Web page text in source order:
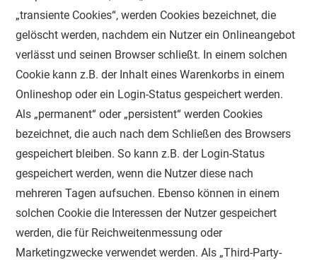
„transiente Cookies“, werden Cookies bezeichnet, die
gelöscht werden, nachdem ein Nutzer ein Onlineangebot
verlässt und seinen Browser schließt. In einem solchen
Cookie kann z.B. der Inhalt eines Warenkorbs in einem
Onlineshop oder ein Login-Status gespeichert werden.
Als „permanent“ oder „persistent“ werden Cookies
bezeichnet, die auch nach dem Schließen des Browsers
gespeichert bleiben. So kann z.B. der Login-Status
gespeichert werden, wenn die Nutzer diese nach
mehreren Tagen aufsuchen. Ebenso können in einem
solchen Cookie die Interessen der Nutzer gespeichert
werden, die für Reichweitenmessung oder
Marketingzwecke verwendet werden. Als „Third-Party-